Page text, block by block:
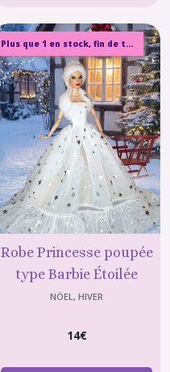
Plus que 1 en stock, fin de tissu
Robe Princesse poupée
type Barbie Étoilée
argentée en Organza
NÖEL, HIVER
14€